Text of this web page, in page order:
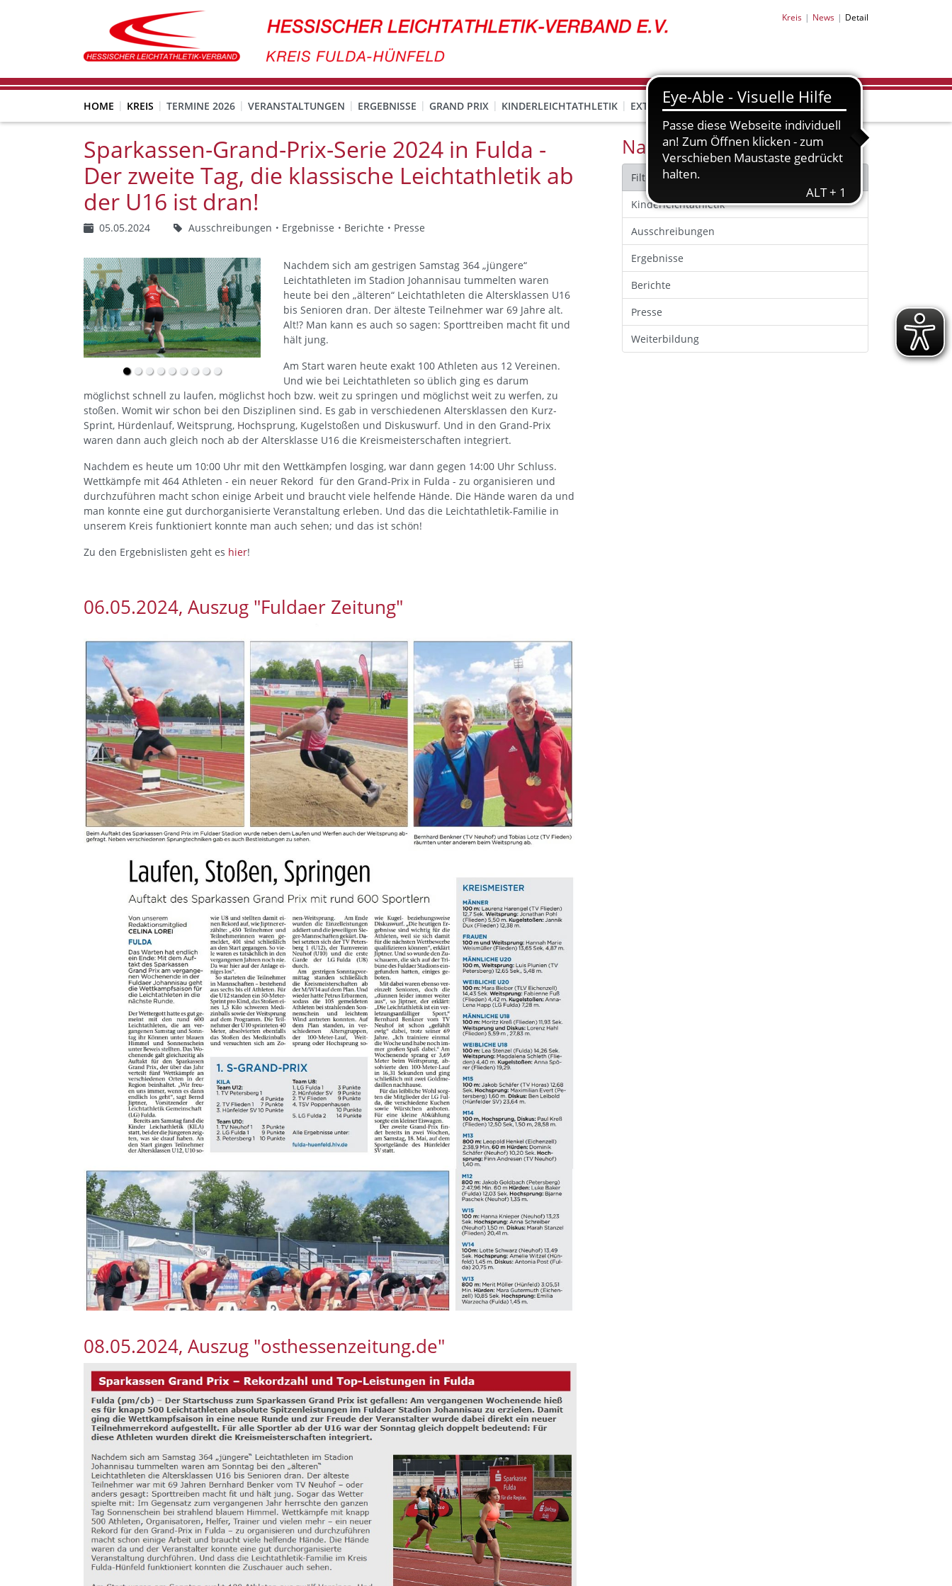
Kreis News Detail
HOME KREIS TERMINE 2026 VERANSTALTUNGEN ERGEBNISSE GRAND PRIX KINDERLEICHTATHLETIK EXTRAS
Sparkassen-Grand-Prix-Serie 2024 in Fulda -
Der zweite Tag, die klassische Leichtathletik ab
der U16 ist dran!
05.05.2024 Ausschreibungen Ergebnisse Berichte Presse
Nachdem sich am gestrigen Samstag 364 „jüngere“
Leichtathleten im Stadion Johannisau tummelten waren
heute bei den „älteren“ Leichtathleten die Altersklassen U16
bis Senioren dran. Der älteste Teilnehmer war 69 Jahre alt.
Alt!? Man kann es auch so sagen: Sporttreiben macht fit und
hält jung.
Am Start waren heute exakt 100 Athleten aus 12 Vereinen.
Und wie bei Leichtathleten so üblich ging es darum
möglichst schnell zu laufen, möglichst hoch bzw. weit zu springen und möglichst weit zu werfen, zu
stoßen. Womit wir schon bei den Disziplinen sind. Es gab in verschiedenen Altersklassen den Kurz-
Sprint, Hürdenlauf, Weitsprung, Hochsprung, Kugelstoßen und Diskuswurf. Und in den Grand-Prix
waren dann auch gleich noch ab der Altersklasse U16 die Kreismeisterschaften integriert.
Nachdem es heute um 10:00 Uhr mit den Wettkämpfen losging, war dann gegen 14:00 Uhr Schluss.
Wettkämpfe mit 464 Athleten - ein neuer Rekord für den Grand-Prix in Fulda - zu organisieren und
durchzuführen macht schon einige Arbeit und braucht viele helfende Hände. Die Hände waren da und
man konnte eine gut durchorganisierte Veranstaltung erleben. Und das die Leichtathletik-Familie in
unserem Kreis funktioniert konnte man auch sehen; und das ist schön!
Zu den Ergebnislisten geht es hier!
06.05.2024, Auszug "Fuldaer Zeitung"
08.05.2024, Auszug "osthessenzeitung.de"
Nachrichten Filter
Filter zurücksetzen
Kinderleichtathletik
Ausschreibungen
Ergebnisse
Berichte
Presse
Weiterbildung